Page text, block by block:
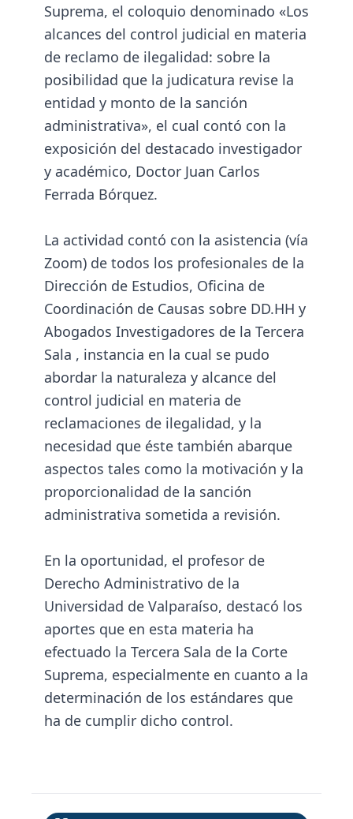
Suprema, el coloquio denominado «Los
alcances del control judicial en materia
de reclamo de ilegalidad: sobre la
posibilidad que la judicatura revise la
entidad y monto de la sanción
administrativa», el cual contó con la
exposición del destacado investigador
y académico, Doctor Juan Carlos
Ferrada Bórquez.
La actividad contó con la asistencia (vía
Zoom) de todos los profesionales de la
Dirección de Estudios, Oficina de
Coordinación de Causas sobre DD.HH y
Abogados Investigadores de la Tercera
Sala , instancia en la cual se pudo
abordar la naturaleza y alcance del
control judicial en materia de
reclamaciones de ilegalidad, y la
necesidad que éste también abarque
aspectos tales como la motivación y la
proporcionalidad de la sanción
administrativa sometida a revisión.
En la oportunidad, el profesor de
Derecho Administrativo de la
Universidad de Valparaíso, destacó los
aportes que en esta materia ha
efectuado la Tercera Sala de la Corte
Suprema, especialmente en cuanto a la
determinación de los estándares que
ha de cumplir dicho control.